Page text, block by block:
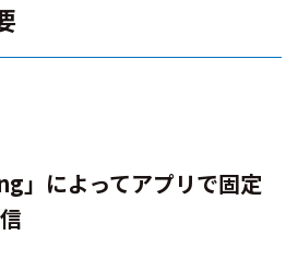
によってアプリで固定